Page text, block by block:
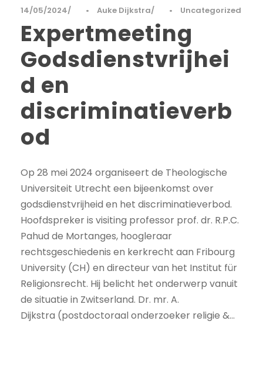
14/05/2024 • Auke Dijkstra • Uncategorized
Expertmeeting
Godsdienstvrijhei
d en
discriminatieverb
od
Op 28 mei 2024 organiseert de Theologische
Universiteit Utrecht een bijeenkomst over
godsdienstvrijheid en het discriminatieverbod.
Hoofdspreker is visiting professor prof. dr. R.P.C.
Pahud de Mortanges, hoogleraar
rechtsgeschiedenis en kerkrecht aan Fribourg
University (CH) en directeur van het Institut für
Religionsrecht. Hij belicht het onderwerp vanuit
de situatie in Zwitserland. Dr. mr. A.
Dijkstra (postdoctoraal onderzoeker religie &...